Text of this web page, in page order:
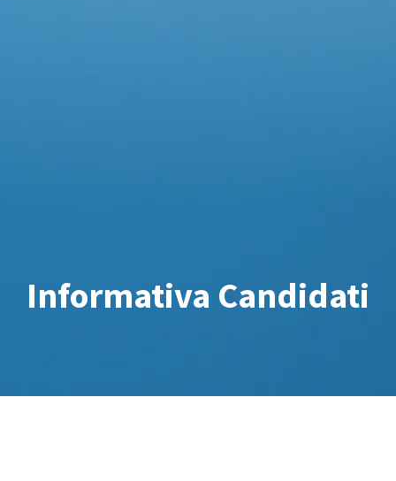
Informativa Candidati